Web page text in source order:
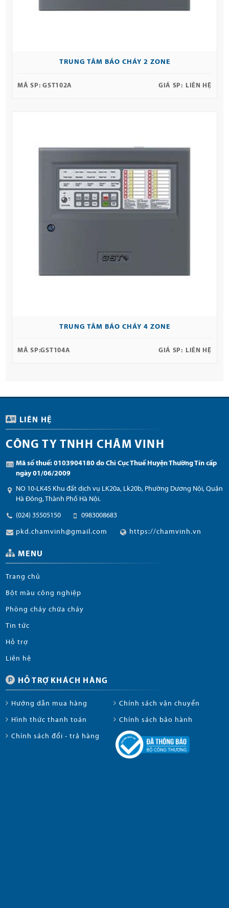
TRUNG TÂM BÁO CHÁY 2 ZONE
MÃ SP: GST102A GIÁ SP: LIÊN HỆ
TRUNG TÂM BÁO CHÁY 4 ZONE
MÃ SP:GST104A GIÁ SP: LIÊN HỆ
LIÊN HỆ
CÔNG TY TNHH CHÂM VINH
Mã số thuế: 0103904180 do Chi Cục Thuế Huyện Thường Tín cấp
ngày 01/06/2009
NO 10-LK45 Khu đất dịch vụ LK20a, Lk20b, Phường Dương Nội, Quận
Hà Đông, Thành Phố Hà Nội.
(024) 35505150 0983008683
pkd.chamvinh@gmail.com https://chamvinh.vn
MENU
Trang chủ
Bột màu công nghiệp
Phòng cháy chữa cháy
Tin tức
Hỗ trợ
Liên hệ
HỖ TRỢ KHÁCH HÀNG
Hướng dẫn mua hàng Chính sách vận chuyển
Hình thức thanh toán Chính sách bảo hành
Chính sách đổi - trả hàng